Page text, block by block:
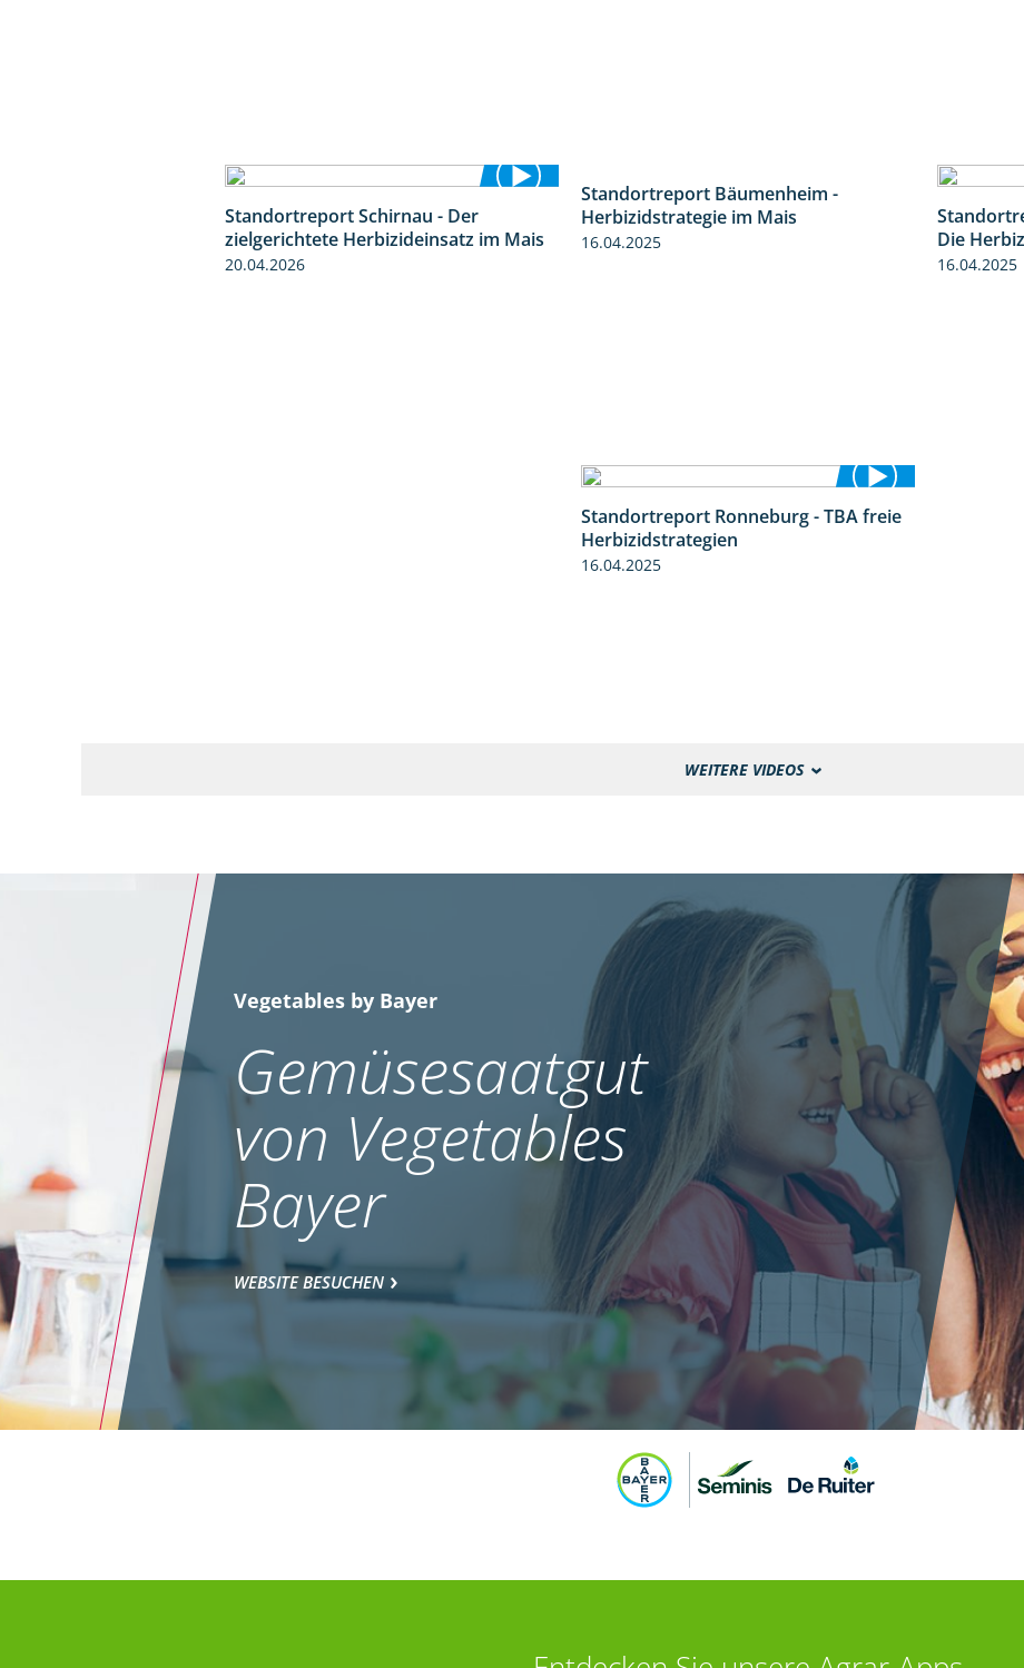
Standortreport Schirnau - Der
zielgerichtete Herbizideinsatz im Mais
20.04.2026
Standortreport Bäumenheim -
Herbizidstrategie im Mais
Die
16.04.2025
4:17
Standortreport Ronneburg - TBA freie
Herbizidstrategien
16.04.2025
WEITERE VIDEOS
Vegetables by Bayer
Gemüsesaatgut
von Vegetables
Bayer
WEBSITE BESUCHEN